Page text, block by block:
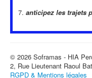
anticipez les trajets
© 2026 Soframas - HIA
2, Rue Lieutenant Raoul
RGPD & Mentions légales